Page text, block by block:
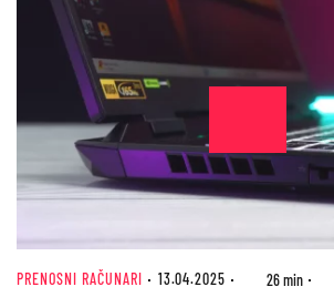
PRENOSNI RAČUNARI 13.04.2025 26 min